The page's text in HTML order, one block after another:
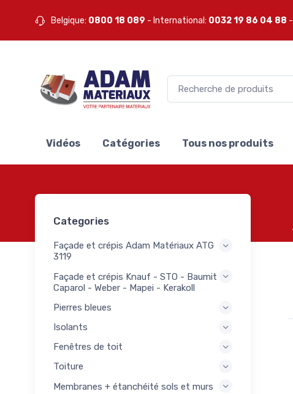
Belgique: 0800 18 089 - International: 0032 19 86 04 88 -
Vidéos Catégories Tous nos produits
Categories
Façade et crépis Adam Matériaux ATG
3119
Façade et crépis Knauf - STO - Baumit -
Caparol - Weber - Mapei - Kerakoll
Pierres bleues
Isolants
Fenêtres de toit
Toiture
Membranes + étanchéité sols et murs
14